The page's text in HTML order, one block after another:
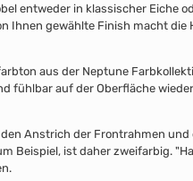
entweder in klassischer
Ihnen gewählte Finish macht
aus der Neptune
fühlbar auf der Oberfläche
Anstrich der Frontrahmen
Beispiel, ist daher zweifarbig.